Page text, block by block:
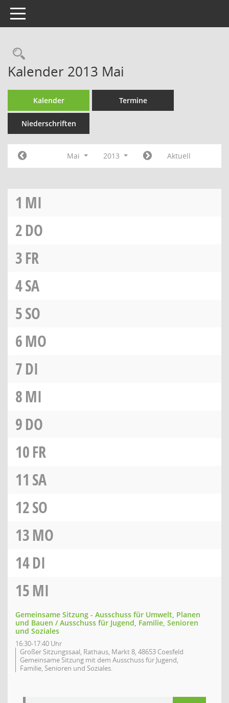
Toggle navigation
Rechercheauswahl
Kalender 2013 Mai
Kalender Termine
Niederschriften
Mai 2013 Aktuell
1 MI
2DO
3FR
4SA
5SO
6MO
7DI
8MI
9DO
10FR
11 SA
12SO
13MO
14DI
15MI
Gemeinsame Sitzung - Ausschuss für Umwelt, Planen
und Bauen / Ausschuss für Jugend, Familie, Senioren
und Soziales
16:30-17:40 Uhr
Großer Sitzungssaal, Rathaus, Markt 8, 48653 Coesfeld
Gemeinsame Sitzung mit dem Ausschuss für Jugend,
Familie, Senioren und Soziales.